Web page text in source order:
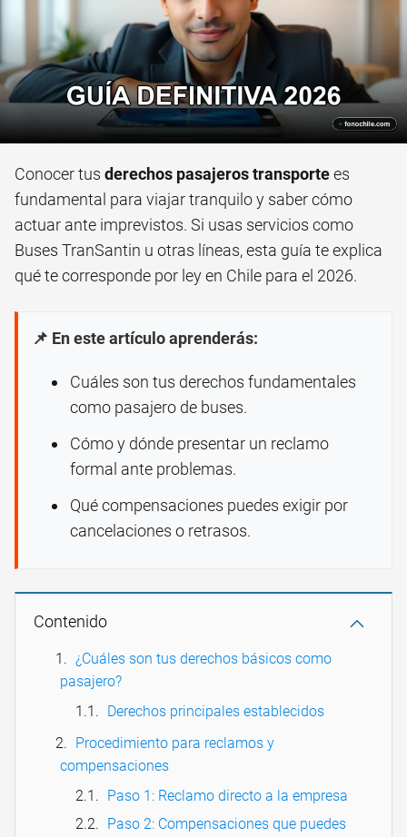
Conocer tus derechos pasajeros transportees
fundamental para viajar tranquilo y saber cómo
actuar ante imprevistos. Si usas servicios como
Buses TranSantin u otras líneas, esta guía te explica
qué te corresponde por ley en Chile para el 2026.
📌 En este artículo aprenderás:
Cuáles son tus derechos fundamentales
como pasajero de buses.
Cómo y dónde presentar un reclamo
formal ante problemas.
Qué compensaciones puedes exigir por
cancelaciones o retrasos.
Contenido
¿Cuáles son tus derechos básicos como
pasajero?
Derechos principales establecidos
Procedimiento para reclamos y
compensaciones
Paso 1: Reclamo directo a la empresa
Paso 2: Compensaciones que puedes